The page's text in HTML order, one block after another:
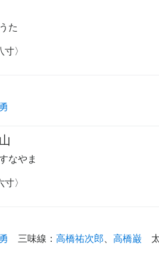
た
寸〉
なやま
寸〉
三味線 ： 高橋祐次郎 高橋巌